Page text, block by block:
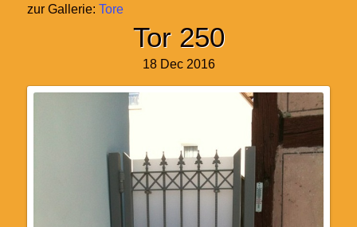
zur Gallerie: Tore
Tor 250
18 Dec 2016